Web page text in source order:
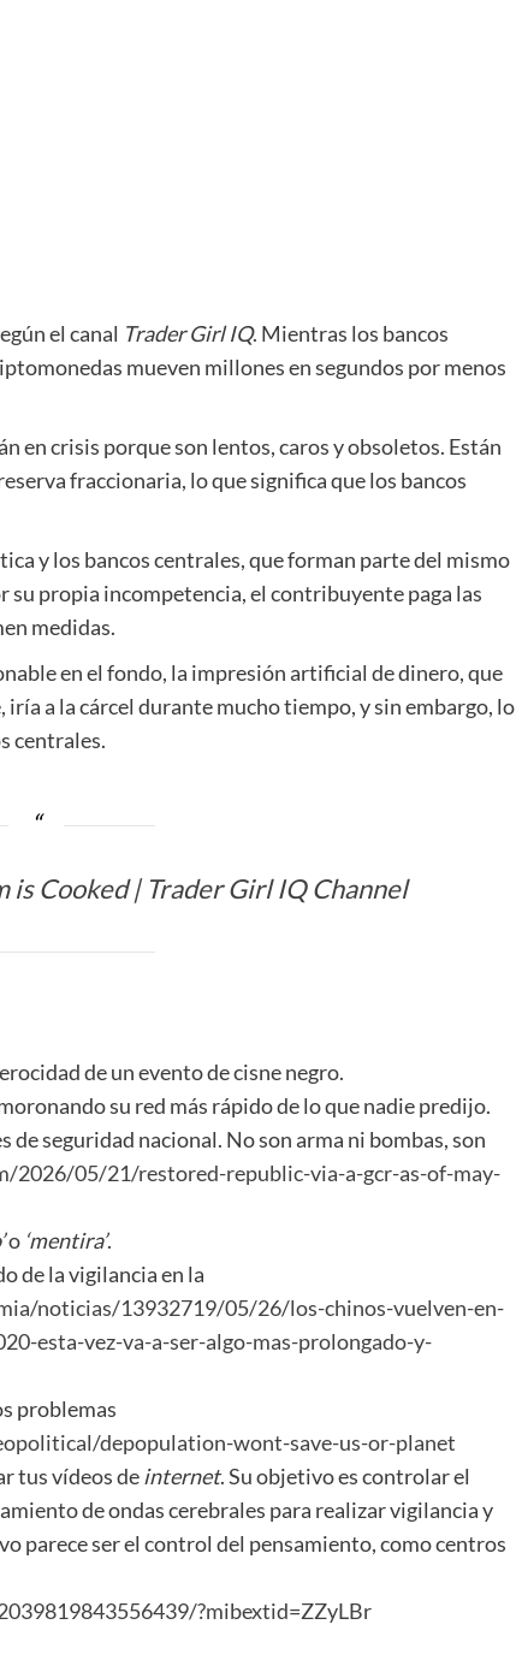
el canal Trader Girl IQ. Mientras los bancos
mueven millones en segundos por menos
en crisis porque son lentos, caros y obsoletos. Están
fraccionaria, lo que significa que los bancos
y los bancos centrales, que forman parte del mismo
propia incompetencia, el contribuyente paga las
medidas.
en el fondo, la impresión artificial de dinero, que
a la cárcel durante mucho tiempo, y sin embargo, lo
centrales.
is Cooked | Trader Girl IQ Channel
de un evento de cisne negro.
su red más rápido de lo que nadie predijo.
seguridad nacional. No son arma ni bombas, son
2026/05/21/restored-republic-via-a-gcr-as-of-may-
o ‘mentira’.
de la vigilancia en la
noticias/13932719/05/26/los-chinos-vuelven-en-
esta-vez-va-a-ser-algo-mas-prolongado-y-
problemas
depopulation-wont-save-us-or-planet
tus vídeos deinternet. Su objetivo es controlar el
de ondas cerebrales para realizar vigilancia y
parece ser el control del pensamiento, como centros
?mibextid=ZZyLBr